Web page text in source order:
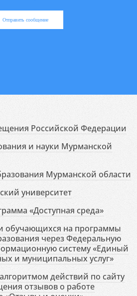
Отправить сообщение
Российской Федерации
и науки Мурманской
Мурманской области
университет
«Доступная среда»
обучающихся на программы
через Федеральную
систему «Единый
и муниципальных услуг»
действий по сайту
отзывов о работе